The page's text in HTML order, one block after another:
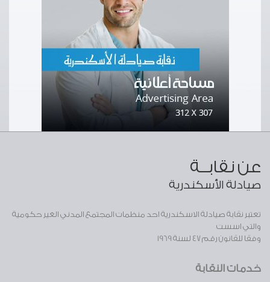
عن نقابــة
صيادلة الأسكندرية
تعتبر نقابة صيادلة الاسكندرية احد منظمات المجتمع المدني الغير حكومية
والتي اسست
وفقا للقانون رقم 47 لسنة 1969
خدمات النقابة